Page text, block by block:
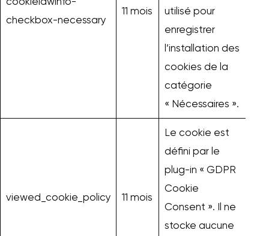
checkbox-necessary
11 mois
utilisé pour
enregistrer
l’installation des
cookies de la
catégorie
« Nécessaires ».
viewed_cookie_policy 11 mois
Le cookie est
défini par le
plug-in « GDPR
Cookie
Consent ». Il ne
stocke aucune